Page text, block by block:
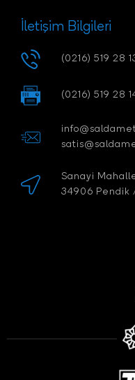
İletişim Bilgileri
(0216) 519 28
(0216) 519 28
Sanayi
34906 Pendik